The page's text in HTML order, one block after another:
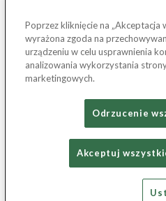
Projekt Poznaj Polskę
Ranking Travelist
Rozmowy Travelist
W góry
Weekend w Polsce z
Zwiedzanie polski
facebook
instagram
Poprzez kliknięcie na
wyrażona zgoda na
urządzeniu w celu usprawnienia
analizowania wykorzystania
marketingowych.
Odrzucenie
Akceptuj